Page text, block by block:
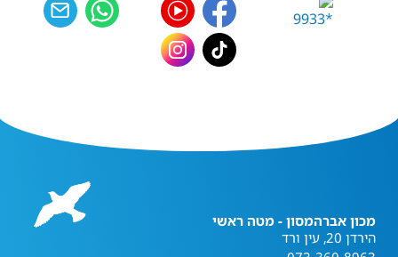
מכון אברהמסון - מטה ראשי
הירדן 20, עין ורד